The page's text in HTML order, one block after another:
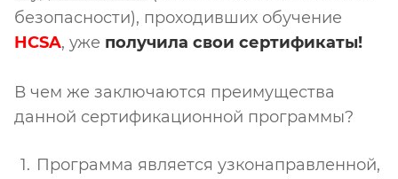
безопасности), проходивших обучение
HCSA, уже получила свои сертификаты!
В чем же заключаются преимущества
данной сертификационной программы?
Программа является узконаправленной,